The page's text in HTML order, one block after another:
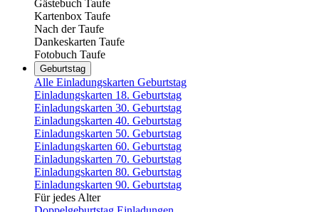
Gästebuch Taufe
Kartenbox Taufe
Nach der Taufe
Dankeskarten Taufe
Fotobuch Taufe
Geburtstag
Alle Einladungskarten Geburtstag
Einladungskarten 18. Geburtstag
Einladungskarten 30. Geburtstag
Einladungskarten 40. Geburtstag
Einladungskarten 50. Geburtstag
Einladungskarten 60. Geburtstag
Einladungskarten 70. Geburtstag
Einladungskarten 80. Geburtstag
Einladungskarten 90. Geburtstag
Für jedes Alter